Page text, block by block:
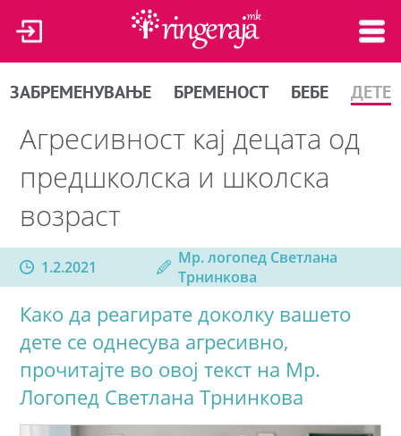
ЗАБРЕМЕНУВАЊЕ БРЕМЕНОСТ БЕБЕ ДЕТЕ
Агресивност кај децата од
предшколска и школска
возраст
1.2.2021
Мр. логопед Светлана
Трнинкова
Како да реагирате доколку вашето
дете се однесува агресивно,
прочитајте во овој текст на Мр.
Логопед Светлана Трнинкова